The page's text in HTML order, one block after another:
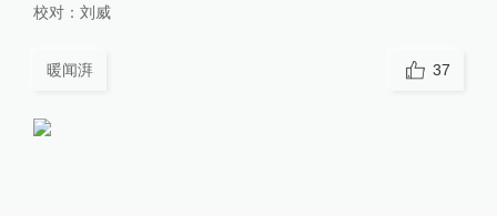
校对： 刘威
暖闻湃 37